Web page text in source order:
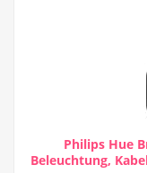
Philips Hue
Beleuchtung,